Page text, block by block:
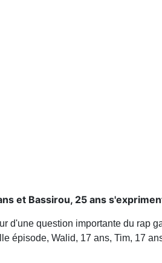
et Bassirou, 25 ans
d'une question importante du rap
épisode, Walid, 17 ans, Tim, 17